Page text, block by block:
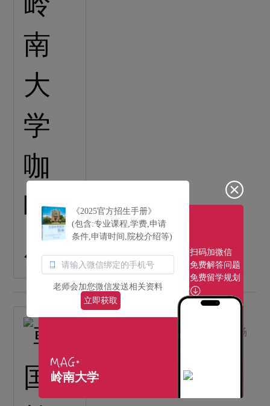
韩国岭南大学书店
主要项目主要书籍、文科书籍、畅
销书、外国书籍（新生全套教材）
《2025官方招生手册》
(包含:专业课程,学费,申请
条件,申请时间,院校介绍等)
老师会加您微信发送相关资料
立即获取
岭南大学
扫码加微信
免费解答问题
免费留学规划